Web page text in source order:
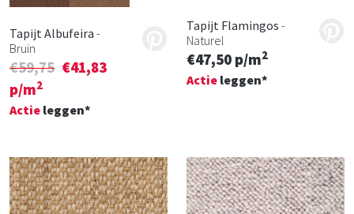
Tapijt Albufeira -
Bruin
€59,75 €41,83
p/m2
Actie leggen*
Tapijt Flamingos -
Naturel
€47,50 p/m2
Actie leggen*